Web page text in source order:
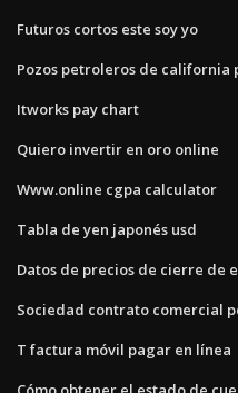
Futuros cortos este soy yo
Pozos petroleros de california
Itworks pay chart
Quiero invertir en oro online
Www.online cgpa calculator
Tabla de yen japonés usd
Datos de precios de cierre de
Sociedad contrato comercial
T factura móvil pagar en línea